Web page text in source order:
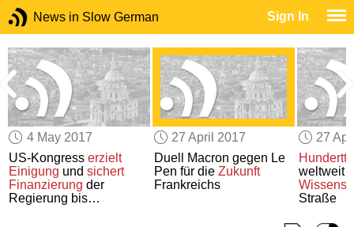
News in Slow German Sign In
4 May 2017
US-Kongresserzielt
Einigung undsichert
Finanzierung der
Regierung bis
27 April 2017
Duell Macron gegen Le
Pen für die Zukunft
Frankreichs
27
weltweit
Straße